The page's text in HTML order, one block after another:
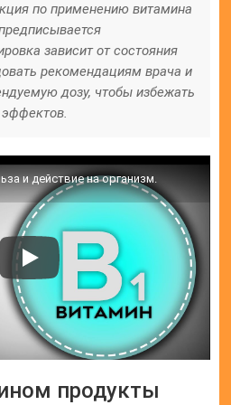
по применению витамина
зависит от состояния
рекомендациям врача и
дозу, чтобы избежать
и действие на организм.
продукты